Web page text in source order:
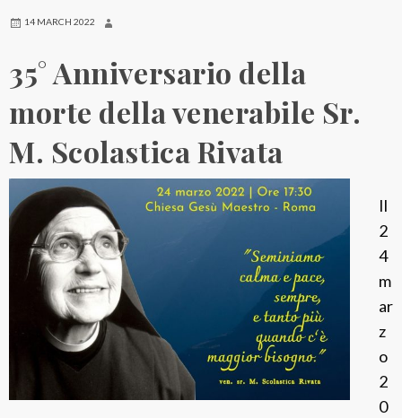
l
B
e
a
t
o
T
m
o
t
e
o
G
14 MARCH 2022
35° Anniversario della
morte della venerabile Sr.
M. Scolastica Rivata
Il
2
4
m
ar
z
o
2
0